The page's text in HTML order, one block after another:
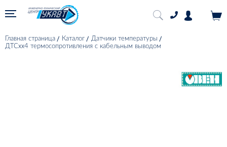
Главная страница Каталог
Датчики температуры
ДТСхх4 термосопротивления с кабельным выводом